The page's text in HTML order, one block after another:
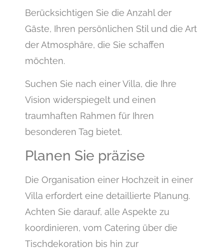
Berücksichtigen Sie die Anzahl der
Gäste, Ihren persönlichen Stil und die Art
der Atmosphäre, die Sie schaffen
möchten.
Suchen Sie nach einer Villa, die Ihre
Vision widerspiegelt und einen
traumhaften Rahmen für Ihren
besonderen Tag bietet.
Planen Sie präzise
Die Organisation einer Hochzeit in einer
Villa erfordert eine detaillierte Planung.
Achten Sie darauf, alle Aspekte zu
koordinieren, vom Catering über die
Tischdekoration bis hin zur